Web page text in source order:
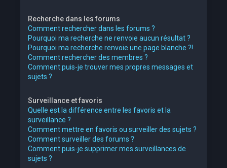
Recherche dans les forums
Comment rechercher dans les forums ?
Pourquoi ma recherche ne renvoie aucun résultat ?
Pourquoi ma recherche renvoie une page blanche ?!
Comment rechercher des membres ?
Comment puis-je trouver mes propres messages et
sujets ?
Surveillance et favoris
Quelle est la différence entre les favoris et la
surveillance ?
Comment mettre en favoris ou surveiller des sujets ?
Comment surveiller des forums ?
Comment puis-je supprimer mes surveillances de
sujets ?